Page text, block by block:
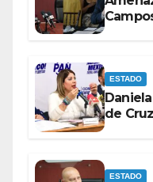
ESTADO
de
ESTADO